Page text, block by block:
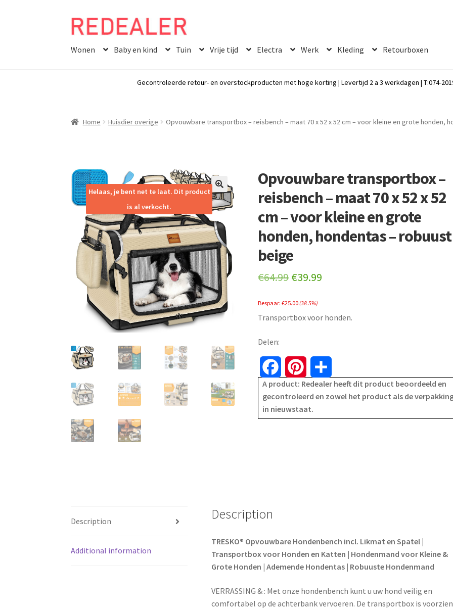
Skip
navigation
Skip
content
Wonen Baby en kind Tuin Vrije tijd Electra Werk Kleding Retourboxen
Gecontroleerde retour- en overstockproducten met hoge korting | Levertijd 2 a 3 werkdagen | T:074-
Home Huisdier overige Opvouwbare transportbox – reisbench – maat 70 x 52 x 52 cm – voor kleine en grote honden,
🔍
Helaas, je bent net te laat. Dit product
is al verkocht.
Opvouwbare transportbox –
reisbench – maat 70 x 52 x 52
cm – voor kleine en grote
honden, hondentas – robuust
beige
€64.99 Original
was:
€39.99
is:
Bespaar:€25.00(38.5%)
Transportbox voor honden.
Delen:
a
c
i
n
h
A product: Redealer heeft dit product beoordeeld en
gecontroleerd en zowel het product als de
in nieuwstaat.
Description
Additional information
Description
TRESKO® Opvouwbare Hondenbench incl. Likmat en Spatel |
Transportbox voor Honden en Katten | Hondenmand voor Kleine &
Grote Honden | Ademende Hondentas | Robuuste Hondenmand
VERRASSING & : Met onze hondenbench kunt u uw hond veilig en
comfortabel op de achterbank vervoeren. De transportbox is